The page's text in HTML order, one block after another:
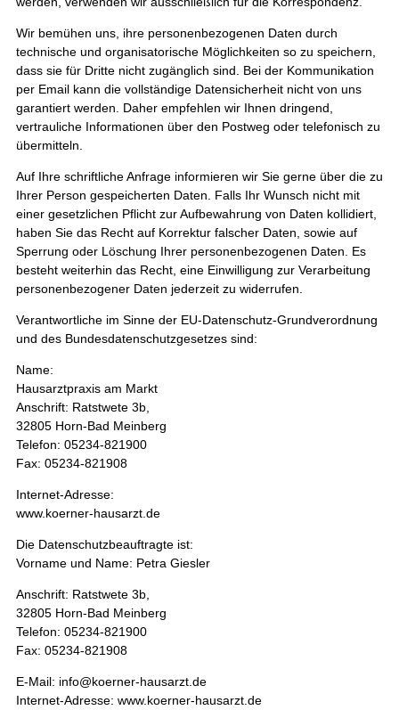
Wir bemühen uns, ihre personenbezogenen Daten durch
technische und organisatorische Möglichkeiten so zu speichern,
dass sie für Dritte nicht zugänglich sind. Bei der Kommunikation
per Email kann die vollständige Datensicherheit nicht von uns
garantiert werden. Daher empfehlen wir Ihnen dringend,
vertrauliche Informationen über den Postweg oder telefonisch zu
übermitteln.
Auf Ihre schriftliche Anfrage informieren wir Sie gerne über die zu
Ihrer Person gespeicherten Daten. Falls Ihr Wunsch nicht mit
einer gesetzlichen Pflicht zur Aufbewahrung von Daten kollidiert,
haben Sie das Recht auf Korrektur falscher Daten, sowie auf
Sperrung oder Löschung Ihrer personenbezogenen Daten. Es
besteht weiterhin das Recht, eine Einwilligung zur Verarbeitung
personenbezogener Daten jederzeit zu widerrufen.
Verantwortliche im Sinne der EU-Datenschutz-Grundverordnung
und des Bundesdatenschutzgesetzes sind:
Name:
Hausarztpraxis am Markt
Anschrift: Ratstwete 3b,
32805 Horn-Bad Meinberg
Telefon: 05234-821900
Fax: 05234-821908
Internet-Adresse:
www.koerner-hausarzt.de
Die Datenschutzbeauftragte ist:
Vorname und Name: Petra Giesler
Anschrift: Ratstwete 3b,
32805 Horn-Bad Meinberg
Telefon: 05234-821900
Fax: 05234-821908
E-Mail: info@koerner-hausarzt.de
Internet-Adresse: www.koerner-hausarzt.de